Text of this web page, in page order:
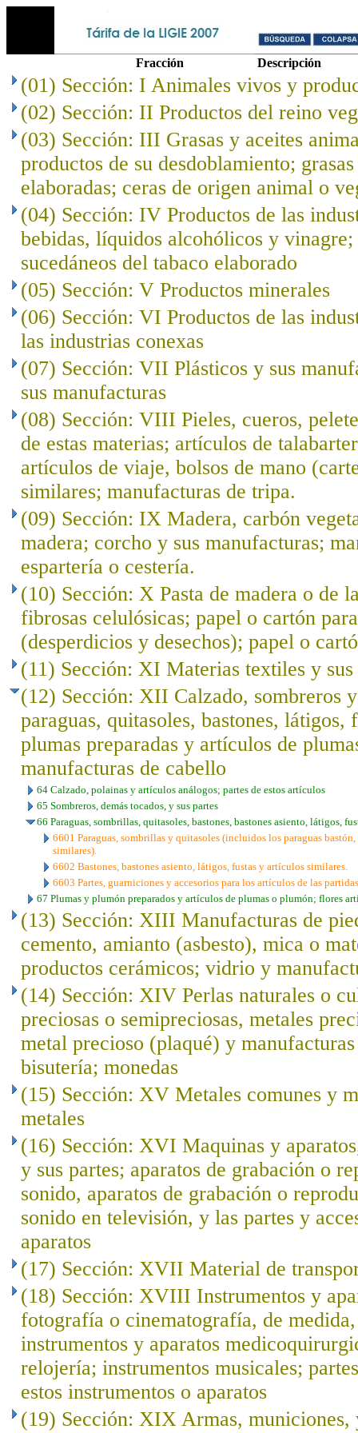
Fracción Descripción
(01) Sección: I Animales vivos y
(02) Sección: II Productos del reino
(03) Sección: III Grasas y aceites
productos de su desdoblamiento;
elaboradas; ceras de origen animal o
(04) Sección: IV Productos de las
bebidas, líquidos alcohólicos y vinagre;
sucedáneos del tabaco elaborado
(05) Sección: V Productos minerales
(06) Sección: VI Productos de las
las industrias conexas
(07) Sección: VII Plásticos y sus
sus manufacturas
(08) Sección: VIII Pieles, cueros,
de estas materias; artículos de
artículos de viaje, bolsos de mano
similares; manufacturas de tripa.
(09) Sección: IX Madera, carbón
madera; corcho y sus manufacturas;
espartería o cestería.
(10) Sección: X Pasta de madera o de
fibrosas celulósicas; papel o cartón
(desperdicios y desechos); papel o
(11) Sección: XI Materias textiles y sus
(12) Sección: XII Calzado, sombreros
paraguas, quitasoles, bastones, látigos,
plumas preparadas y artículos de
manufacturas de cabello
64 Calzado, polainas y artículos análogos; partes de estos artículos
65 Sombreros, demás tocados, y sus partes
66 Paraguas, sombrillas, quitasoles, bastones, bastones asiento, látigos,
6601 Paraguas, sombrillas y quitasoles (incluidos los paraguas
similares).
6602 Bastones, bastones asiento, látigos, fustas y artículos similares.
6603 Partes, guarniciones y accesorios para los artículos de las
67 Plumas y plumón preparados y artículos de plumas o plumón; flores
(13) Sección: XIII Manufacturas de
cemento, amianto (asbesto), mica o
productos cerámicos; vidrio y
(14) Sección: XIV Perlas naturales o
preciosas o semipreciosas, metales
metal precioso (plaqué) y
bisutería; monedas
(15) Sección: XV Metales comunes y
metales
(16) Sección: XVI Maquinas y
y sus partes; aparatos de grabación o
sonido, aparatos de grabación o
sonido en televisión, y las partes y
aparatos
(17) Sección: XVII Material de
(18) Sección: XVIII Instrumentos y
fotografía o cinematografía, de
instrumentos y aparatos
relojería; instrumentos musicales;
estos instrumentos o aparatos
(19) Sección: XIX Armas, municiones,